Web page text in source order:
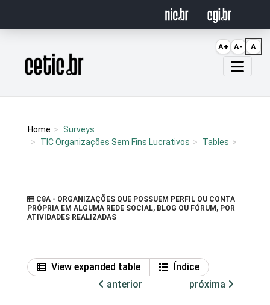
Página inicial
Home
Surveys
TIC Organizações Sem Fins Lucrativos
Tables
C8A - ORGANIZAÇÕES QUE POSSUEM PERFIL OU CONTA
PRÓPRIA EM ALGUMA REDE SOCIAL, BLOG OU FÓRUM, POR
ATIVIDADES REALIZADAS
View expanded table
Índice
anterior
próxima
A+ A- A